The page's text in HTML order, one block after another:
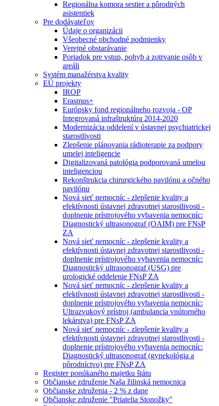
Regionálna komora sestier a pôrodných
asistentiek
Pre dodávateľov
Údaje o organizácii
Všeobecné obchodné podmienky
Verejné obstarávanie
Poriadok pre vstup, pohyb a zotrvanie osôb v
areáli
Systém manažérstva kvality
EÚ projekty
IROP
Erasmus+
Európsky fond regionálneho rozvoja - OP
Integrovaná infraštruktúra 2014-2020
Modernizácia oddelení v ústavnej psychiatrickej
starostlivosti
Zlepšenie plánovania rádioterapie za podpory
umelej inteligencie
Digitalizovaná patológia podporovaná umelou
inteligenciou
Rekonštrukcia chirurgického pavilónu a očného
pavilónu
Nová sieť nemocníc - zlepšenie kvality a
efektívnosti ústavnej zdravotnej starostlivosti -
doplnenie prístrojového vybavenia nemocníc:
Diagnostický ultrasonograf (OAIM) pre FNsP
ZA
Nová sieť nemocníc - zlepšenie kvality a
efektívnosti ústavnej zdravotnej starostlivosti -
doplnenie prístrojového vybavenia nemocníc:
Diagnostický ultrasonograf (USG) pre
urologické oddelenie FNsP ZA
Nová sieť nemocníc - zlepšenie kvality a
efektívnosti ústavnej zdravotnej starostlivosti -
doplnenie prístrojového vybavenia nemocníc:
Ultrazvukový prístroj (ambulancia vnútorného
lekárstva) pre FNsP ZA
Nová sieť nemocníc - zlepšenie kvality a
efektívnosti ústavnej zdravotnej starostlivosti -
doplnenie prístrojového vybavenia nemocníc:
Diagnostický ultrasonograf (gynekológia a
pôrodníctvo) pre FNsP ZA
Register ponúkaného majetku štátu
Občianske združenie Naša žilinská nemocnica
Občianske združenia - 2 % z dane
Občianske združenie "Priatelia Stonožky"